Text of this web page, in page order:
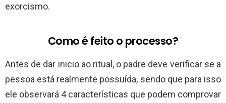
exorcismo.
Como é feito o processo?
Antes de dar inicio ao ritual, o padre deve verificar se a
pessoa está realmente possuída, sendo que para isso
ele observará 4 características que podem comprovar